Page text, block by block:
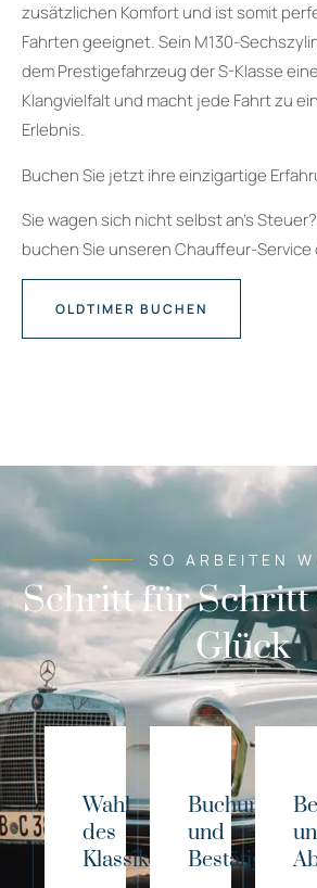
zusätzlichen Komfort und ist somit
Fahrten geeignet. Sein M130-
dem Prestigefahrzeug der S-Klasse
Klangvielfalt und macht jede Fahrt zu
Erlebnis.
Buchen Sie jetzt ihre einzigartige
Sie wagen sich nicht selbst an’s
buchen Sie unseren Chauffeur-
OLDTIMER BUCHEN
SO ARBEITEN
Schritt für Schritt
Glück
Wahl
des
Klassikers!
Buchung
und
Bestätigung